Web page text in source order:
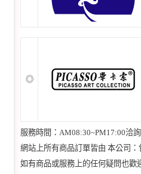
◎
服務時間：AM08:30~PM17:00洽
網站上所有商品訂單皆由 本公司：
如有商品或服務上的任何疑問也歡